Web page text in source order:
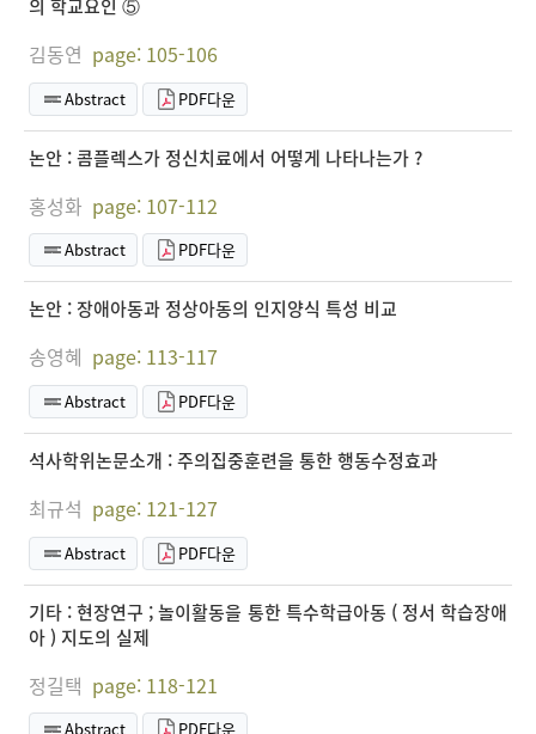
의 학교요인 ⑤
김동연 page: 105-106
Abstract PDF다운
논안 : 콤플렉스가 정신치료에서 어떻게 나타나는가 ?
홍성화 page: 107-112
Abstract PDF다운
논안 : 장애아동과 정상아동의 인지양식 특성 비교
송영혜 page: 113-117
Abstract PDF다운
석사학위논문소개 : 주의집중훈련을 통한 행동수정효과
최규석 page: 121-127
Abstract PDF다운
기타 : 현장연구 ; 놀이활동을 통한 특수학급아동 ( 정서 학습장애
아 ) 지도의 실제
정길택 page: 118-121
Abstract PDF다운